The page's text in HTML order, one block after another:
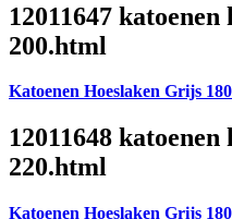
12011647
200.html
Katoenen Hoeslaken Grijs
12011648
220.html
Katoenen Hoeslaken Grijs